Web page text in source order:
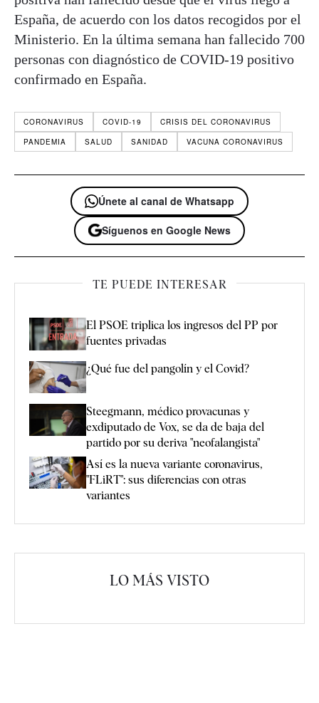
España, de acuerdo con los datos recogidos por el
Ministerio. En la última semana han fallecido 700
personas con diagnóstico de COVID-19 positivo
confirmado en España.
CORONAVIRUS COVID-19
CRISIS DEL CORONAVIRUS
PANDEMIA
SALUD SANIDAD VACUNA CORONAVIRUS
Únete al canal de Whatsapp
Síguenos en Google News
TE PUEDE INTERESAR
El PSOE triplica los ingresos del PP por
fuentes privadas
¿Qué fue del pangolín y el Covid?
Steegmann, médico provacunas y
exdiputado de Vox, se da de baja del
partido por su deriva "neofalangista"
Así es la nueva variante coronavirus,
"FLiRT": sus diferencias con otras
variantes
LO MÁS VISTO